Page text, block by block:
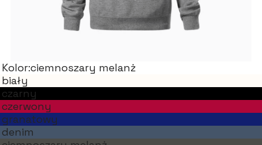
Kolor:ciemnoszary melanż
biały
czarny
czerwony
granatowy
denim